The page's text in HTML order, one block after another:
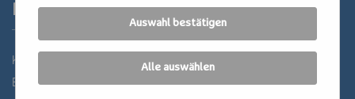
Partner
Katholisches Bildungswerk Wien
Bildung Regional
Auswahl bestätigen
Alle auswählen